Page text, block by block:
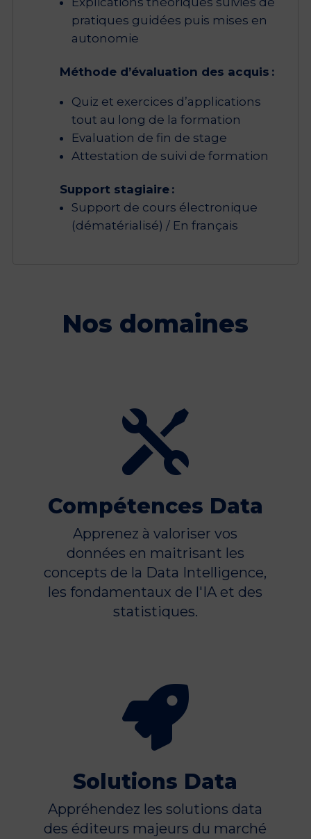
pratiques guidées puis mises en
autonomie
Méthode d’évaluation des acquis :
Quiz et exercices d’applications
tout au long de la formation
Evaluation de fin de stage
Attestation de suivi de formation
Support stagiaire :
Support de cours électronique
(dématérialisé) / En français
Nos domaines

Compétences Data
Apprenez à valoriser vos
données en maitrisant les
concepts de la Data Intelligence,
les fondamentaux de l'IA et des
statistiques.

Solutions Data
Appréhendez les solutions data
des éditeurs majeurs du marché